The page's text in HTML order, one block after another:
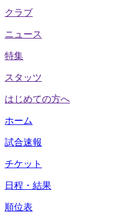
クラブ
ニュース
特集
スタッツ
はじめての方へ
ホーム
試合速報
チケット
日程・結果
順位表